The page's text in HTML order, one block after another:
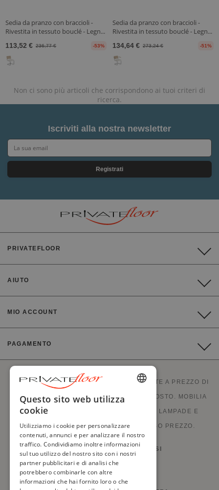
Sedia da pranzo con braccioli -
Rivestita in tessuto bouclé - Legn...
113,52 € 236,77 € -53%
Sedia da pranzo con braccioli -
Rivestita in tessuto bouclé - Legn...
134,64 € 273,24 € -51%
Non ci sono più articoli che corrispondono ai tuoi criteri di
ricerca.
Iscriviti alla nostra newsletter
Registrati
PRIVATEFLOOR
AIUTO
MIO ACCOUNT
PAGAMENTO
PRIVATEFLOOR È IL PRIMO SITO DI VENDITE A PREZZO DI
FABBRICA E OTTIMI AFFARI A PREZZI DI COSTO. MOBILIA
ELEGANTE, DIVANI, PEZZI DECORATIVI, LAMPADE E
CAMINETTI, ARREDI DI DESIGN A BASSO PREZZO.
DIRITTO DI RECESSO E RESI
TERMINI E CONDIZIONI
ENGLISH
DUTCH
GERMAN
ITALIAN
PORTUGUESE
Questo sito web utilizza
cookie
Utilizziamo i cookie per personalizzare
contenuti, annunci e per analizzare il nostro
traffico. Condividiamo inoltre informazioni
sul tuo utilizzo del nostro sito con i nostri
partner pubblicitari e di analisi che
potrebbero combinarle con altre
informazioni che hai fornito loro o che